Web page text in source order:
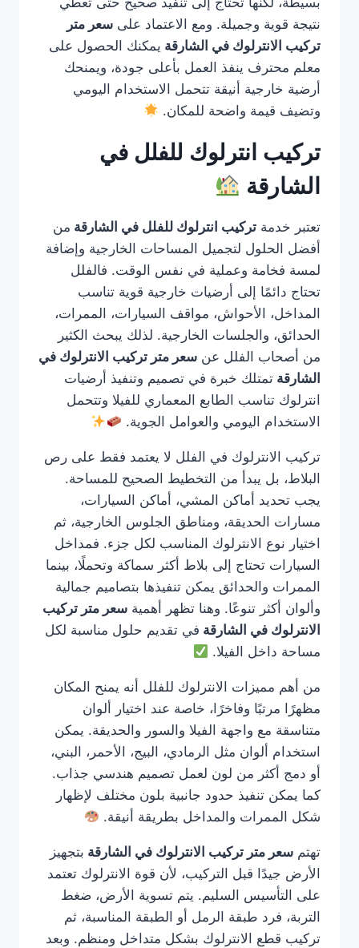
نتيجة قوية وجميلة. ومع الاعتماد على سعر متر
تركيب الانترلوك في الشارقة يمكنك الحصول على
معلم محترف ينفذ العمل بأعلى جودة، ويمنحك
أرضية خارجية أنيقة تتحمل الاستخدام اليومي
وتضيف قيمة واضحة للمكان.
تركيب انترلوك للفلل في
الشارقة
تعتبر خدمة تركيب انترلوك للفلل في الشارقة من
أفضل الحلول لتجميل المساحات الخارجية وإضافة
لمسة فخامة وعملية في نفس الوقت. فالفلل
تحتاج دائمًا إلى أرضيات خارجية قوية تناسب
المداخل، الأحواش، مواقف السيارات، الممرات،
الحدائق، والجلسات الخارجية. لذلك يبحث الكثير
من أصحاب الفلل عن سعر متر تركيب الانترلوك في
الشارقة تمتلك خبرة في تصميم وتنفيذ أرضيات
انترلوك تناسب الطابع المعماري للفيلا وتتحمل
الاستخدام اليومي والعوامل الجوية.
تركيب الانترلوك في الفلل لا يعتمد فقط على رص
البلاط، بل يبدأ من التخطيط الصحيح للمساحة.
يجب تحديد أماكن المشي، أماكن السيارات،
مسارات الحديقة، ومناطق الجلوس الخارجية، ثم
اختيار نوع الانترلوك المناسب لكل جزء. فمداخل
السيارات تحتاج إلى بلاط أكثر سماكة وتحملًا، بينما
الممرات والحدائق يمكن تنفيذها بتصاميم جمالية
وألوان أكثر تنوعًا. وهنا تظهر أهمية سعر متر تركيب
الانترلوك في الشارقة في تقديم حلول مناسبة لكل
مساحة داخل الفيلا.
من أهم مميزات الانترلوك للفلل أنه يمنح المكان
مظهرًا مرتبًا وفاخرًا، خاصة عند اختيار ألوان
متناسقة مع واجهة الفيلا والسور والحديقة. يمكن
استخدام ألوان مثل الرمادي، البيج، الأحمر، البني،
أو دمج أكثر من لون لعمل تصميم هندسي جذاب.
كما يمكن تنفيذ حدود جانبية بلون مختلف لإظهار
شكل الممرات والمداخل بطريقة أنيقة.
تهتم سعر متر تركيب الانترلوك في الشارقة بتجهيز
الأرض جيدًا قبل التركيب، لأن قوة الانترلوك تعتمد
على التأسيس السليم. يتم تسوية الأرض، ضغط
التربة، فرد طبقة الرمل أو الطبقة المناسبة، ثم
تركيب قطع الانترلوك بشكل متداخل ومنظم. وبعد